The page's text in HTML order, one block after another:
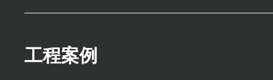
工程案例